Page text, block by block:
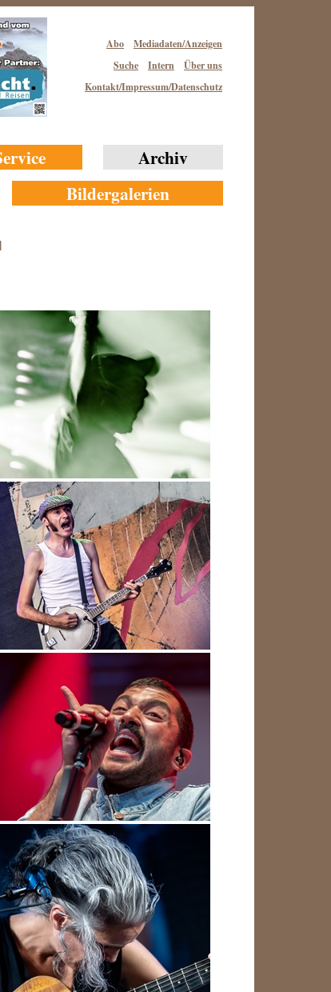
Abo
Mediadaten/Anzeigen
Suche
Intern
Über uns
Kontakt/Impressum/Datenschutz
Archiv
Bildergalerien